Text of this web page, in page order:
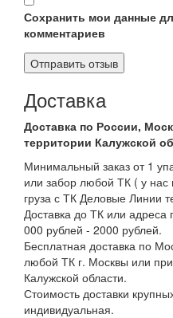
Сохранить мои данные
комментариев
Доставка
Доставка по России,
территории Калужской
Минимальный заказ от 1
или забор любой ТК ( у
груза с ТК Деловые Линии
Доставка до ТК или адреса
000 рублей - 2000 рублей.
Бесплатная доставка по
любой ТК г. Москвы или
Калужской области.
Стоимость доставки
индивидуальная.